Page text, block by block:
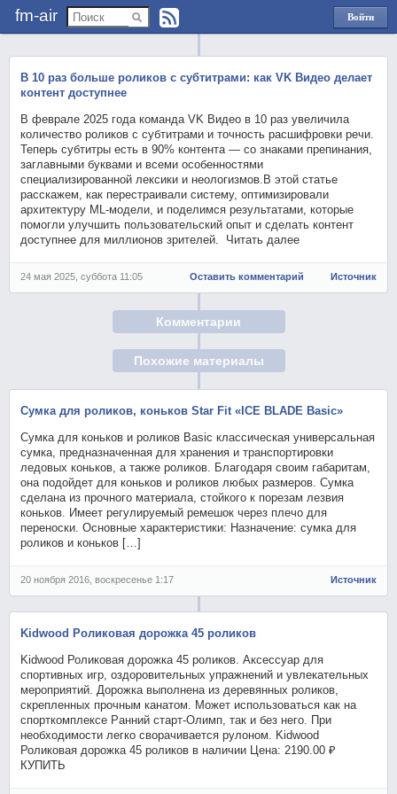
fm-air
Войти
через
В 10 раз больше роликов с субтитрами: как VK Видео делает
контент доступнее
В феврале 2025 года команда VK Видео в 10 раз увеличила
количество роликов с субтитрами и точность расшифровки речи.
Теперь субтитры есть в 90% контента — со знаками препинания,
заглавными буквами и всеми особенностями
специализированной лексики и неологизмов.В этой статье
расскажем, как перестраивали систему, оптимизировали
архитектуру ML-модели, и поделимся результатами, которые
помогли улучшить пользовательский опыт и сделать контент
доступнее для миллионов зрителей. Читать далее
24 мая 2025, суббота 11:05 Оставить комментарий Источник
Комментарии
Похожие материалы
Сумка для роликов, коньков Star Fit «ICE BLADE Basic»
Сумка для коньков и роликов Basic классическая универсальная
сумка, предназначенная для хранения и транспортировки
ледовых коньков, а также роликов. Благодаря своим габаритам,
она подойдет для коньков и роликов любых размеров. Сумка
сделана из прочного материала, стойкого к порезам лезвия
коньков. Имеет регулируемый ремешок через плечо для
переноски. Основные характеристики: Назначение: сумка для
роликов и коньков […]
20 ноября 2016, воскресенье 1:17 Источник
Kidwood Роликовая дорожка 45 роликов
Kidwood Роликовая дорожка 45 роликов. Аксессуар для
спортивных игр, оздоровительных упражнений и увлекательных
мероприятий. Дорожка выполнена из деревянных роликов,
скрепленных прочным канатом. Может использоваться как на
спорткомплексе Ранний старт-Олимп, так и без него. При
необходимости легко сворачивается рулоном. Kidwood
Роликовая дорожка 45 роликов в наличии Цена: 2190.00 ₽
КУПИТЬ